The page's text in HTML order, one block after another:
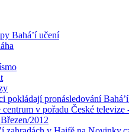
Bahá’í učení
pokládají pronásledování
centrum v pořadu České televize
2012